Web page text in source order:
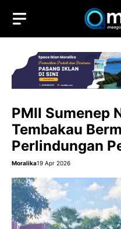
content
PMII Sumenep
Tembakau
Perlindungan
Moralika19 Apr 2026